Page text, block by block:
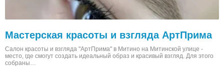
Мастерская красоты и взгляда АртПрима
Салон красоты и взгляда "АртПрима" в Митино на Митинской улице -
место, где смогут создать идеальный образ и красивый взгляд. Для этого
собраны…